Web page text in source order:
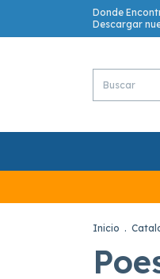
Donde
Descargar
Inicio .